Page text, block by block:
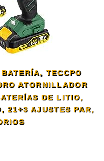
TECCPO
ATORNILLADOR
DE LITIO,
21+3 AJUSTES PAR,